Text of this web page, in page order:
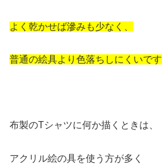
よく乾かせば滲みも少なく、
普通の絵具より色落ちしにくいです
布製のTシャツに何か描くときは、
アクリル絵の具を使う方が多く